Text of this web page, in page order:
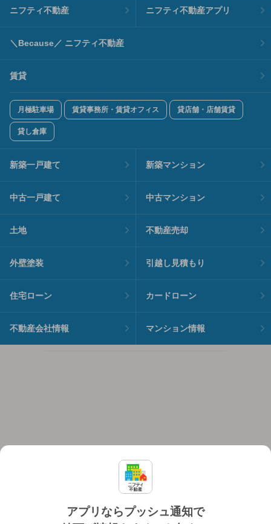
アプリならプッシュ通知で
ニフティ不動産 ニフティ不動産アプリ
＼Because／ ニフティ不動産
賃貸
月極駐車場 賃貸事務所・賃貸オフィス 貸店舗・店舗賃貸
貸し倉庫
新築一戸建て 新築マンション
中古一戸建て 中古マンション
土地 不動産売却
外壁塗装 引越し見積もり
住宅ローン カードローン
不動産会社情報 マンション情報